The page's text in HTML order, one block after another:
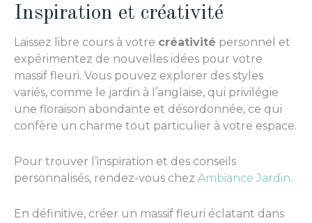
Inspiration et créativité
Laissez libre cours à votre créativité personnel et
expérimentez de nouvelles idées pour votre
massif fleuri. Vous pouvez explorer des styles
variés, comme le jardin à l’anglaise, qui privilégie
une floraison abondante et désordonnée, ce qui
confère un charme tout particulier à votre espace.
Pour trouver l’inspiration et des conseils
personnalisés, rendez-vous chez Ambiance Jardin.
En définitive, créer un massif fleuri éclatant dans